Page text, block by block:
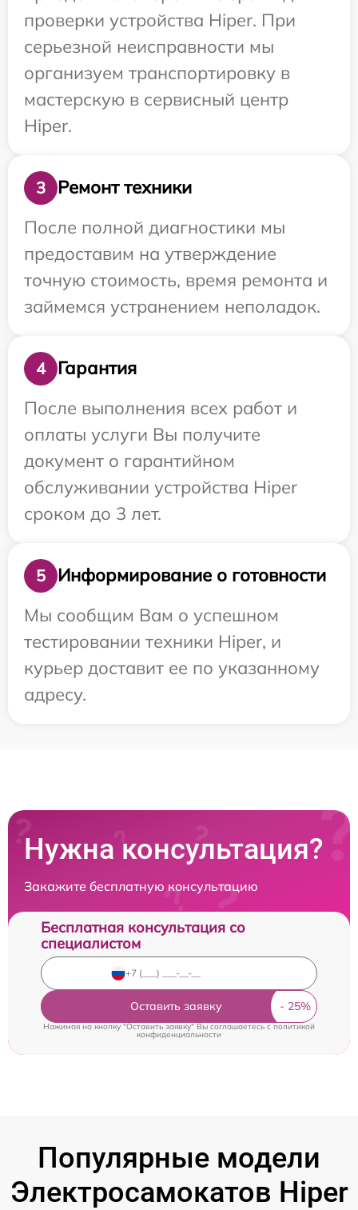
проверки устройства Hiper. При
серьезной неисправности мы
организуем транспортировку в
мастерскую в сервисный центр
Hiper.
3
Ремонт техники
После полной диагностики мы
предоставим на утверждение
точную стоимость, время ремонта и
займемся устранением неполадок.
4
Гарантия
После выполнения всех работ и
оплаты услуги Вы получите
документ о гарантийном
обслуживании устройства Hiper
сроком до 3 лет.
5
Информирование о готовности
Мы сообщим Вам о успешном
тестировании техники Hiper, и
курьер доставит ее по указанному
адресу.
Нужна консультация?
Закажите бесплатную консультацию
Бесплатная консультация со
специалистом
Оставить заявку
Нажимая на кнопку "Оставить заявку" Вы соглашаетесь cполитикой
конфиденциальности
Популярные модели
Электросамокатов Hiper